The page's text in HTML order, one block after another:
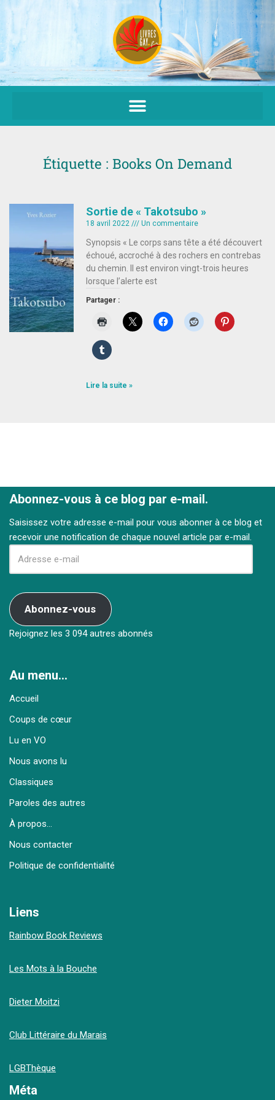
Aller
au
contenu
Étiquette : Books On Demand
Sortie de « Takotsubo »
18 avril 2022 Un commentaire
Synopsis « Le corps sans tête a été découvert
échoué, accroché à des rochers en contrebas
du chemin. Il est environ vingt-trois heures
lorsque l’alerte est
Partager :
Lire la suite »
Abonnez-vous à ce blog par e-mail.
Saisissez votre adresse e-mail pour vous abonner à ce blog et
recevoir une notification de chaque nouvel article par e-mail.
Abonnez-vous
Rejoignez les 3 094 autres abonnés
Au menu…
Accueil
Coups de cœur
Lu en VO
Nous avons lu
Classiques
Paroles des autres
À propos…
Nous contacter
Politique de confidentialité
Liens
Rainbow Book Reviews
Les Mots à la Bouche
Dieter Moitzi
Club Littéraire du Marais
LGBThèque
Méta